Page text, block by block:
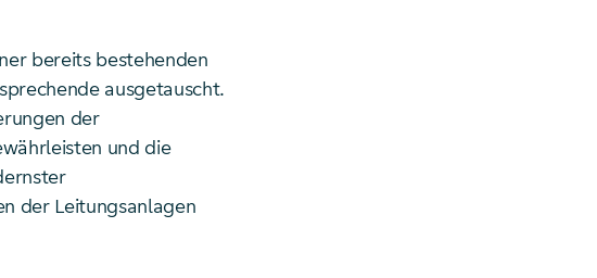
bereits bestehenden
ausgetauscht.
der
und die
der Leitungsanlagen